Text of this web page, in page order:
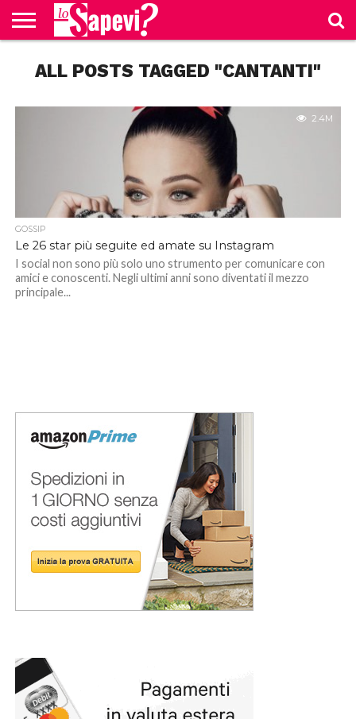
BENESSERE
GOSSIP
PRODOTTI
AMAZON
NEWS
CASA E
CUCINA
ALL POSTS TAGGED "CANTANTI"
2.4M
GOSSIP
Le 26 star più seguite ed amate su Instagram
I social non sono più solo uno strumento per comunicare con
amici e conoscenti. Negli ultimi anni sono diventati il mezzo
principale...